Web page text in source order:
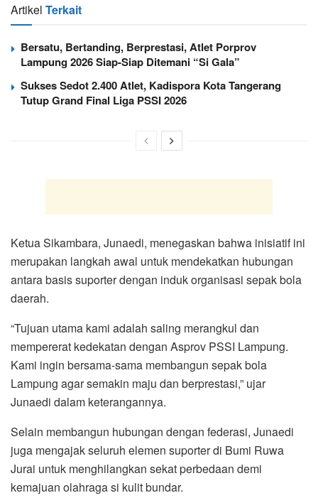
Artikel Terkait
Bersatu, Bertanding, Berprestasi, Atlet Porprov
Lampung 2026 Siap-Siap Ditemani “Si Gala”
Sukses Sedot 2.400 Atlet, Kadispora Kota Tangerang
Tutup Grand Final Liga PSSI 2026
Ketua Sikambara, Junaedi, menegaskan bahwa inisiatif ini
merupakan langkah awal untuk mendekatkan hubungan
antara basis suporter dengan induk organisasi sepak bola
daerah.
“Tujuan utama kami adalah saling merangkul dan
mempererat kedekatan dengan Asprov PSSI Lampung.
Kami ingin bersama-sama membangun sepak bola
Lampung agar semakin maju dan berprestasi,” ujar
Junaedi dalam keterangannya.
Selain membangun hubungan dengan federasi, Junaedi
juga mengajak seluruh elemen suporter di Bumi Ruwa
Jurai untuk menghilangkan sekat perbedaan demi
kemajuan olahraga si kulit bundar.